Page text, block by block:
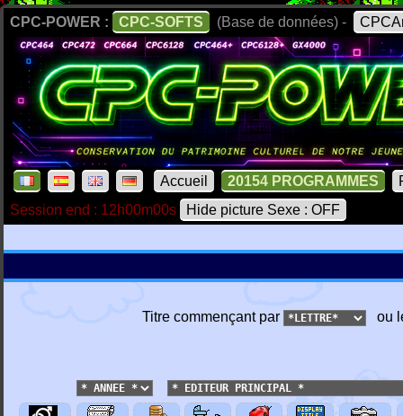
CPC-POWER : CPC-SOFTS (Base de données) -
Accueil 20154 PROGRAMMES
Session end : 12h00m00s
Hide picture Sexe : OFF
Titre commençant par ou